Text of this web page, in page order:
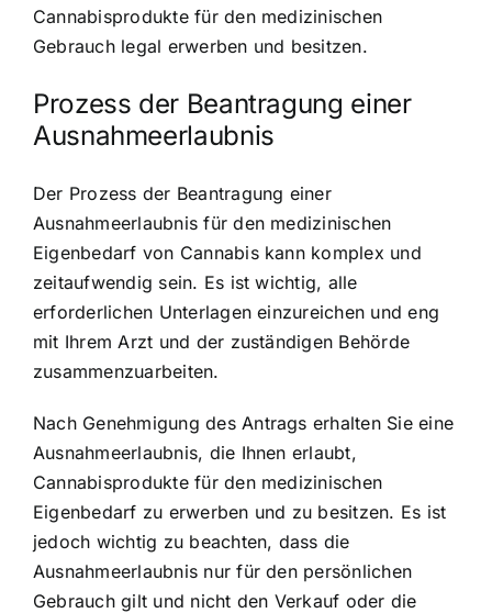
Cannabisprodukte für den medizinischen
Gebrauch legal erwerben und besitzen.
Prozess der Beantragung einer
Ausnahmeerlaubnis
Der Prozess der Beantragung einer
Ausnahmeerlaubnis für den medizinischen
Eigenbedarf von Cannabis kann komplex und
zeitaufwendig sein. Es ist wichtig, alle
erforderlichen Unterlagen einzureichen und eng
mit Ihrem Arzt und der zuständigen Behörde
zusammenzuarbeiten.
Nach Genehmigung des Antrags erhalten Sie eine
Ausnahmeerlaubnis, die Ihnen erlaubt,
Cannabisprodukte für den medizinischen
Eigenbedarf zu erwerben und zu besitzen. Es ist
jedoch wichtig zu beachten, dass die
Ausnahmeerlaubnis nur für den persönlichen
Gebrauch gilt und nicht den Verkauf oder die